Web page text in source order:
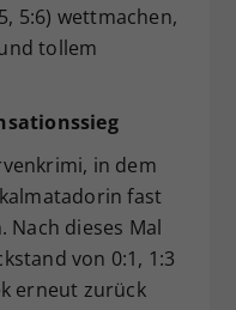
5:6) wettmachen,
tollem
in dem
fast
Nach dieses Mal
von 0:1, 1:3
erneut zurück